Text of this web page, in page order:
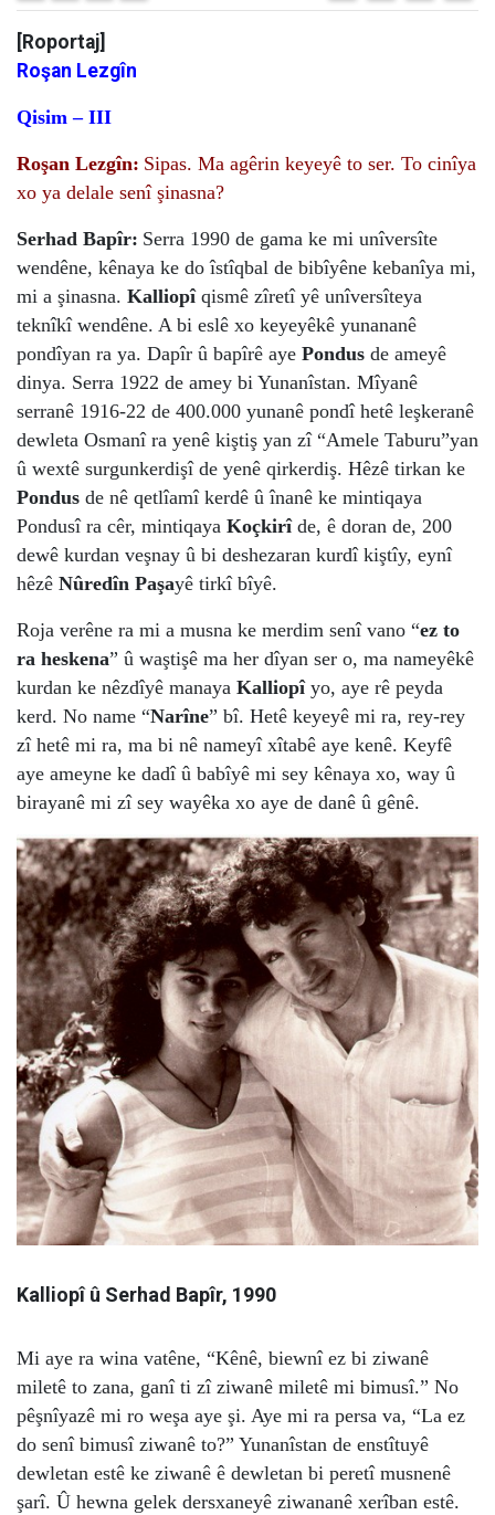
[Roportaj]
Roşan Lezgîn
Qisim – III
Roşan Lezgîn: Sipas. Ma agêrin keyeyê to ser. To cinîya
xo ya delale senî şinasna?
Serhad Bapîr: Serra 1990 de gama ke mi unîversîte
wendêne, kênaya ke do îstîqbal de bibîyêne kebanîya mi,
mi a şinasna. Kalliopîqismê zîretî yê unîversîteya
teknîkî wendêne. A bi eslê xo keyeyêkê yunananê
pondîyan ra ya. Dapîr û bapîrê aye Pondus de ameyê
dinya. Serra 1922 de amey bi Yunanîstan. Mîyanê
serranê 1916-22 de 400.000 yunanê pondî hetê leşkeranê
dewleta Osmanî ra yenê kiştiş yan zî “Amele Taburu”yan
û wextê surgunkerdişî de yenê qirkerdiş. Hêzê tirkan ke
Pondus de nê qetlîamî kerdê û înanê ke mintiqaya
Pondusî ra cêr, mintiqaya Koçkirîde, ê doran de, 200
dewê kurdan veşnay û bi deshezaran kurdî kiştîy, eynî
hêzê Nûredîn Paşayê tirkî bîyê.
Roja verêne ra mi a musna ke merdim senî vano “ez to
ra heskena” û waştişê ma her dîyan ser o, ma nameyêkê
kurdan ke nêzdîyê manaya Kalliopîyo, aye rê peyda
kerd. No name “Narîne” bî. Hetê keyeyê mi ra, rey-rey
zî hetê mi ra, ma bi nê nameyî xîtabê aye kenê. Keyfê
aye ameyne ke dadî û babîyê mi sey kênaya xo, way û
birayanê mi zî sey wayêka xo aye de danê û gênê.
Kalliopî û Serhad Bapîr, 1990
Mi aye ra wina vatêne, “Kênê, biewnî ez bi ziwanê
miletê to zana, ganî ti zî ziwanê miletê mi bimusî.” No
pêşnîyazê mi ro weşa aye şi. Aye mi ra persa va, “La ez
do senî bimusî ziwanê to?” Yunanîstan de enstîtuyê
dewletan estê ke ziwanê ê dewletan bi peretî musnenê
şarî. Û hewna gelek dersxaneyê ziwananê xerîban estê.